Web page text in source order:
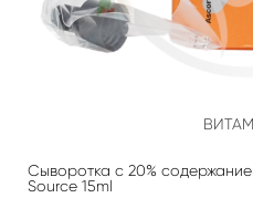
Сыворотка с 20%
Source 15ml